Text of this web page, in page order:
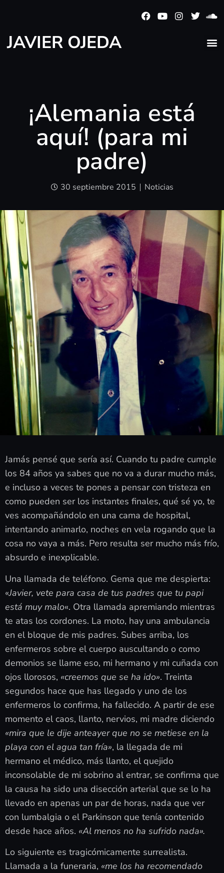
JAVIER OJEDA
¡Alemania está
aquí! (para mi
padre)
30 septiembre 2015 Noticias
Jamás pensé que sería así. Cuando tu padre cumple
los 84 años ya sabes que no va a durar mucho más,
e incluso a veces te pones a pensar con tristeza en
como pueden ser los instantes finales, qué sé yo, te
ves acompañándolo en una cama de hospital,
intentando animarlo, noches en vela rogando que la
cosa no vaya a más. Pero resulta ser mucho más frío,
absurdo e inexplicable.
Una llamada de teléfono. Gema que me despierta:
«Javier, vete para casa de tus padres que tu papi
está muy malo«. Otra llamada apremiando mientras
te atas los cordones. La moto, hay una ambulancia
en el bloque de mis padres. Subes arriba, los
enfermeros sobre el cuerpo auscultando o como
demonios se llame eso, mi hermano y mi cuñada con
ojos llorosos, «creemos que se ha ido». Treinta
segundos hace que has llegado y uno de los
enfermeros lo confirma, ha fallecido. A partir de ese
momento el caos, llanto, nervios, mi madre diciendo
«mira que le dije anteayer que no se metiese en la
playa con el agua tan fría», la llegada de mi
hermano el médico, más llanto, el quejido
inconsolable de mi sobrino al entrar, se confirma que
la causa ha sido una disección arterial que se lo ha
llevado en apenas un par de horas, nada que ver
con lumbalgia o el Parkinson que tenía contenido
desde hace años. «Al menos no ha sufrido nada».
Lo siguiente es tragicómicamente surrealista.
Llamada a la funeraria, «me los ha recomendado